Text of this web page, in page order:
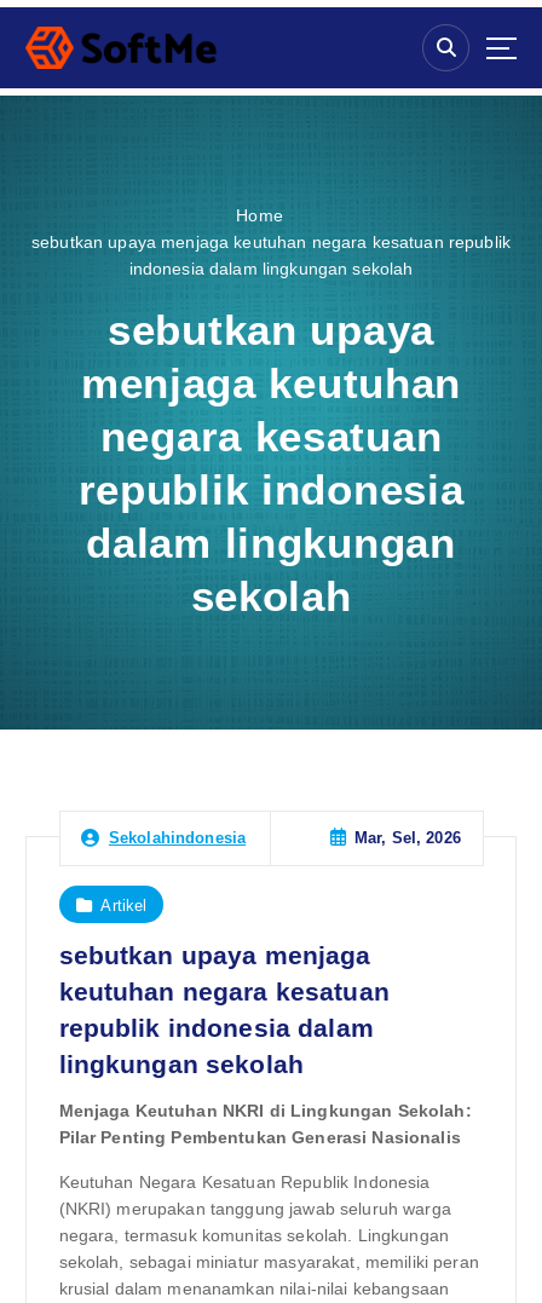
S
p
Home
sebutkan upaya menjaga keutuhan negara kesatuan republik
indonesia dalam lingkungan sekolah
sebutkan upaya
menjaga keutuhan
negara kesatuan
republik indonesia
dalam lingkungan
sekolah
Sekolahindonesia Mar, Sel, 2026
Artikel
sebutkan upaya menjaga
keutuhan negara kesatuan
republik indonesia dalam
lingkungan sekolah
Menjaga Keutuhan NKRI di Lingkungan Sekolah:
Pilar Penting Pembentukan Generasi Nasionalis
Keutuhan Negara Kesatuan Republik Indonesia
(NKRI) merupakan tanggung jawab seluruh warga
negara, termasuk komunitas sekolah. Lingkungan
sekolah, sebagai miniatur masyarakat, memiliki peran
krusial dalam menanamkan nilai-nilai kebangsaan